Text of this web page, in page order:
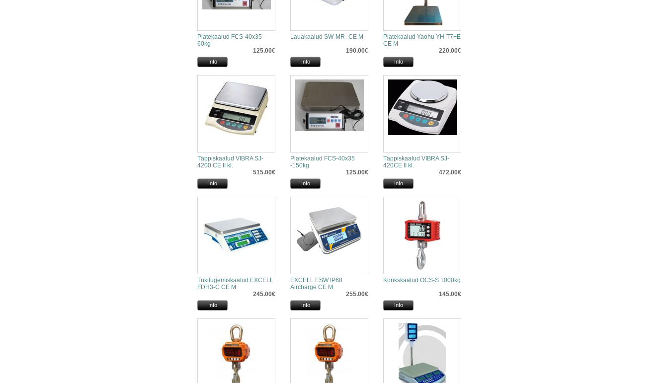
Platekaalud FCS-40x35-
60kg
125.00€
Info
Lauakaalud SW-MR- CE M
190.00€
Info
Platekaalud Yaohu YH-T7+E
CE M
220.00€
Info
Täppiskaalud VIBRA SJ-
4200 CE II kl.
515.00€
Info
Platekaalud FCS-40x35
-150kg
125.00€
Info
Täppiskaalud VIBRA SJ-
420CE II kl.
472.00€
Info
Tükilugemiskaalud EXCELL
FDH3-C CE M
245.00€
Info
EXCELL ESW IP68
Aircharge CE M
255.00€
Info
Konkskaalud OCS-S 1000kg
145.00€
Info